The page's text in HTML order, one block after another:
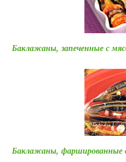
Баклажаны, запеченные с
Баклажаны, фаршированные